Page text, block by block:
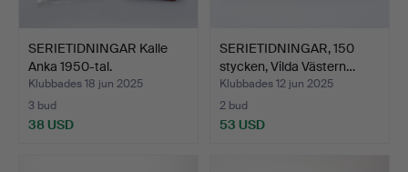
SERIETIDNINGAR Kalle
Anka 1950-tal.
Klubbades 18 jun 2025
3 bud
38 USD
SERIETIDNINGAR, 150
stycken, Vilda Västern…
Klubbades 12 jun 2025
2 bud
53 USD